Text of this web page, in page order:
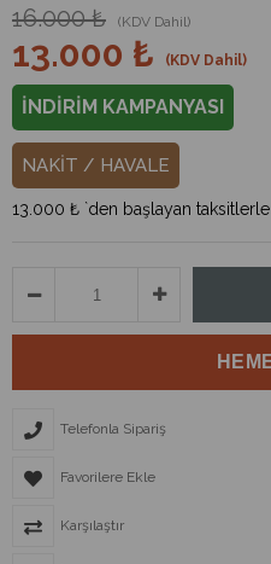
16.000 ₺ (KDV Dahil)
13.000 ₺ (KDV Dahil)
İNDİRİM KAMPANYASI
NAKİT / HAVALE
13.000 ₺ `den başlayan taksitlerle
Telefonla Sipariş
Favorilere Ekle
Karşılaştır